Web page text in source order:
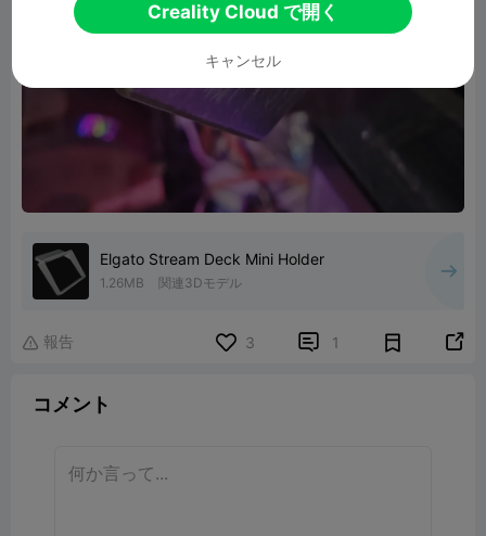
Elgato Stream Deck Mini Holder
1.26MB 関連3Dモデル
 報告 3  1 
コメント
Creality Cloud で開く
キャンセル